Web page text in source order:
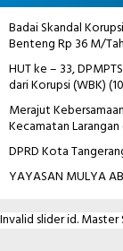
Badai Skandal
Benteng Rp 36 M/
HUT ke – 33,
dari Korupsi (WBK)
Merajut
Kecamatan Larangan
DPRD Kota
YAYASAN MULYA
Invalid slider id.